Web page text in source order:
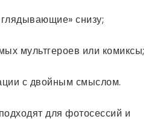
снизу;
мультгероев или комиксы;
с двойным смыслом.
для фотосессий и